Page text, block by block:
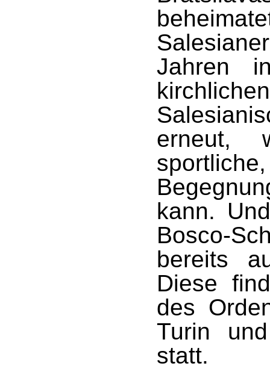
Jahren
erneut,
kann.
Bosco-
bereits
Diese
des
Turin
statt.